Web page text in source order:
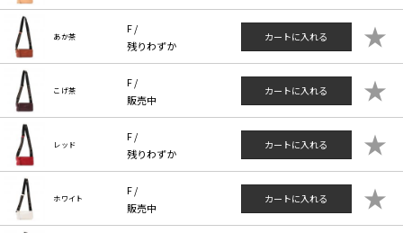
あか茶
F /
残りわずか
カートに入れる ★
こげ茶
F /
販売中
カートに入れる ★
レッド
F /
残りわずか
カートに入れる ★
ホワイト
F /
販売中
カートに入れる ★